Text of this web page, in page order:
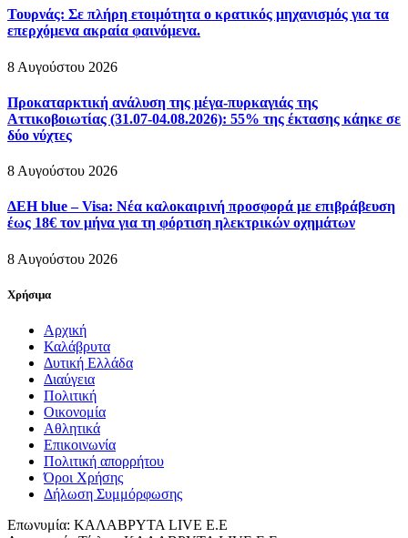
Τουρνάς: Σε πλήρη ετοιμότητα ο κρατικός μηχανισμός για τα
επερχόμενα ακραία φαινόμενα.
8 Αυγούστου 2026
Προκαταρκτική ανάλυση της μέγα-πυρκαγιάς της
Αττικοβοιωτίας (31.07-04.08.2026): 55% της έκτασης κάηκε σε
δύο νύχτες
8 Αυγούστου 2026
ΔΕΗ blue – Visa: Νέα καλοκαιρινή προσφορά με επιβράβευση
έως 18€ τον μήνα για τη φόρτιση ηλεκτρικών οχημάτων
8 Αυγούστου 2026
Χρήσιμα
Αρχική
Καλάβρυτα
Δυτική Ελλάδα
Διαύγεια
Πολιτική
Οικονομία
Αθλητικά
Επικοινωνία
Πολιτική απορρήτου
Όροι Χρήσης
Δήλωση Συμμόρφωσης
Επωνυμία: ΚΑΛΑΒΡΥΤΑ LIVE Ε.Ε